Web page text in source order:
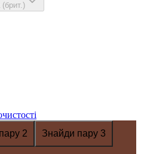
(брит.)
2 Знайди пару 3